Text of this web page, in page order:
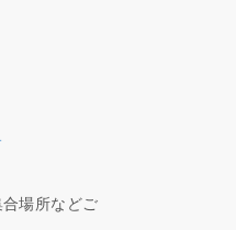
場所などご